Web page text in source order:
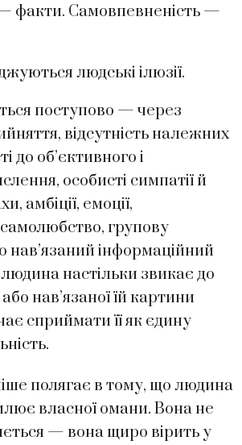
факти. Самовпевненість —
людські ілюзії.
поступово — через
відсутність належних
до об’єктивного і
особисті симпатії й
амбіції, емоції,
групову
нав’язаний інформаційний
настільки звикає до
нав’язаної їй картини
сприймати її як єдину
полягає в тому, що людина
власної омани. Вона не
— вона щиро вірить у